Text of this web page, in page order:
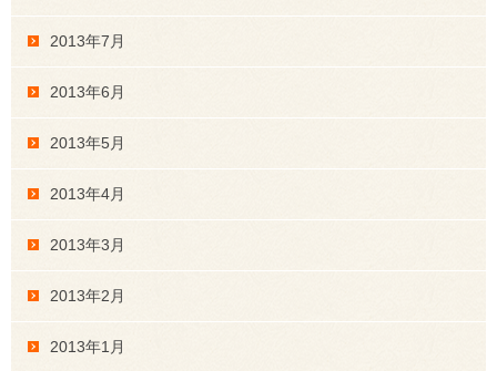
2013年7月
2013年6月
2013年5月
2013年4月
2013年3月
2013年2月
2013年1月